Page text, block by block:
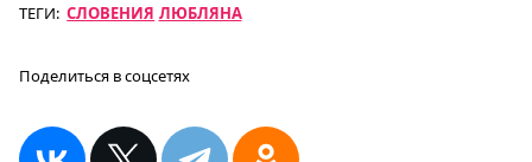
ТЕГИ: СЛОВЕНИЯ ЛЮБЛЯНА
Поделиться в соцсетях